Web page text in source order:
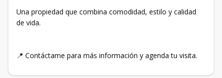
Una propiedad que combina comodidad, estilo y calidad
de vida.
📍 Contáctame para más información y agenda tu visita.